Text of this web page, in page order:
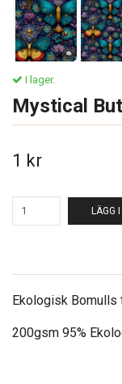
I lager.
Mystical
1 kr
LÄGG
Ekologisk Bomulls
200gsm 95%